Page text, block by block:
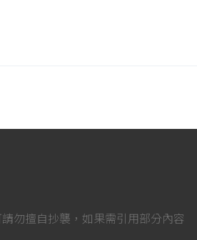
勿擅自抄襲，如果需引用部分內容